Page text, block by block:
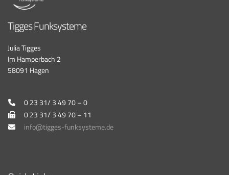
Tigges Funksysteme
Julia Tigges
Im Hamperbach 2
58091 Hagen
0 23 31/ 3 49 70 – 0
0 23 31/ 3 49 70 – 11
info@tigges-funksysteme.de